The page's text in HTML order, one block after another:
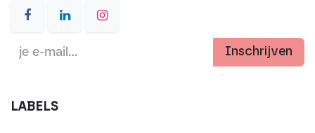
Inschrijven
LABELS